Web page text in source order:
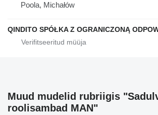
Poola, Michałów
Muud mudelid rubriigis
roolisambad MAN"